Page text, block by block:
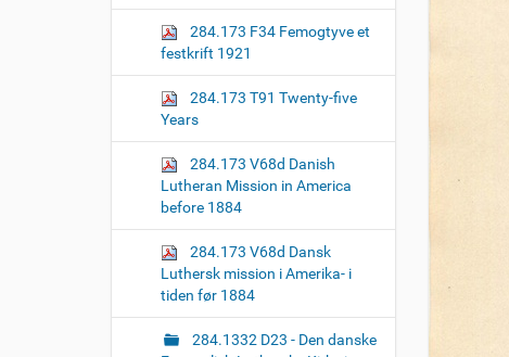
284.173 F34 Femogtyve et
festkrift 1921
284.173 T91 Twenty-five
Years
284.173 V68d Danish
Lutheran Mission in America
before 1884
284.173 V68d Dansk
Luthersk mission i Amerika- i
tiden før 1884
284.1332 D23 - Den danske